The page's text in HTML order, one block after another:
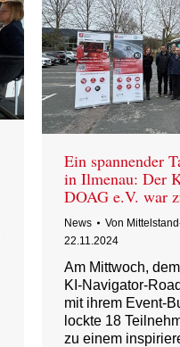
Ein spannender
in Ilmenau: Der
DOAG e.V. war
News Von
22.11.2024
Am Mittwoch,
KI-Navigator-
mit ihrem Event-
lockte 18
zu einem